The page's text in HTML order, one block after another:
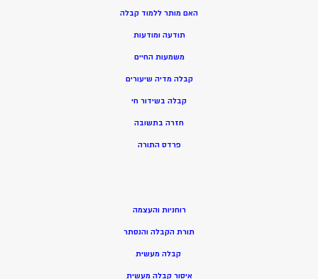
האם מותר ללמוד קבלה
תודעה ומודעות
משמעות החיים
קבלה מדיה שיעורים
קבלה בשידור חי
חזרה בתשובה
פרדס התורה
רוחניות והעצמה
תורת הקבלה והנסתר
קבלה מעשית
איסור קבלה מעשית